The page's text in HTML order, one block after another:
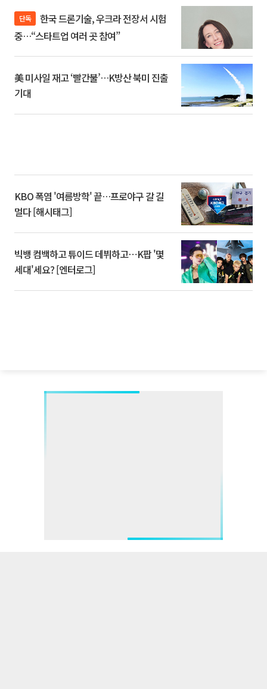
단독
중…“스타트업 여러 곳 참여”
美 미사일 재고 ‘빨간불’…K방산 북미 진출
기대
KBO 폭염 '여름방학' 끝…프로야구 갈 길
멀다 [해시태그]
빅뱅 컴백하고 튜이드 데뷔하고⋯K팝 '몇
세대'세요? [엔터로그]